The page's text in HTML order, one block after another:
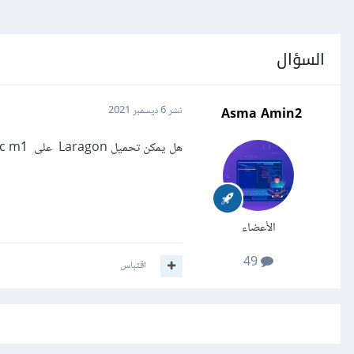
السؤال
Asma Amin2
الأعضاء
نشر6 ديسمبر 2021
هل يمكن تحميل Laragon على mac m1
اقتباس